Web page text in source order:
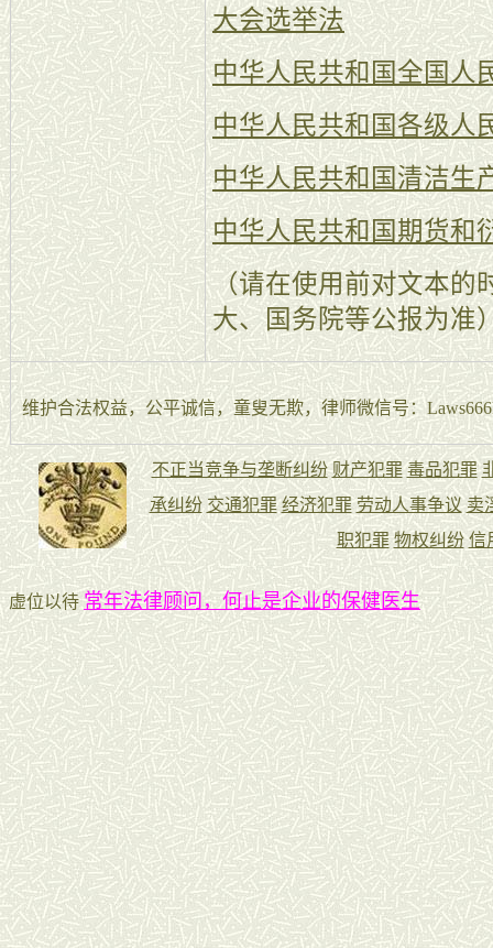
大会选举法
中华人民共和国全国人
中华人民共和国各级人
中华人民共和国清洁生
中华人民共和国期货和
（请在使用前对文本的
大、国务院等公报为准
维护合法权益，公平诚信，童叟无欺，律师微信号：
虚位以待常年法律顾问，何止是企业的保健医生